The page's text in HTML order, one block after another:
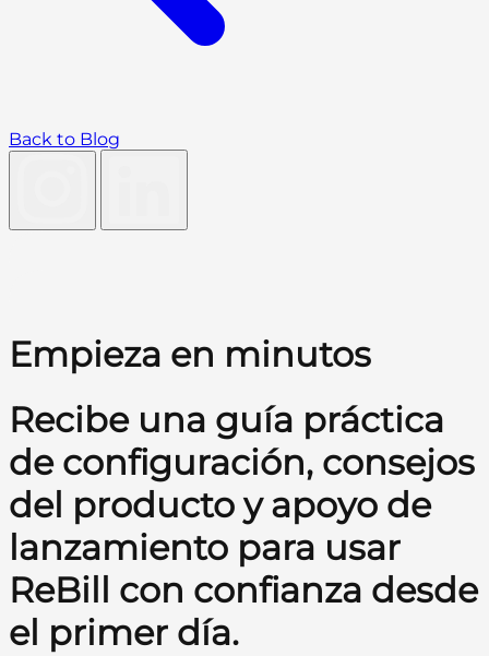
Back to Blog
Empieza en minutos
Recibe una guía práctica
de configuración, consejos
del producto y apoyo de
lanzamiento para usar
ReBill con confianza desde
el primer día.